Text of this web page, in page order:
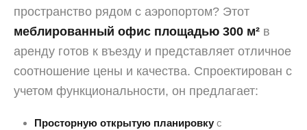
пространство рядом с аэропортом? Этот
меблированный офис площадью 300 м² в
аренду готов к въезду и представляет отличное
соотношение цены и качества. Спроектирован с
учетом функциональности, он предлагает:
Просторную открытую планировку с